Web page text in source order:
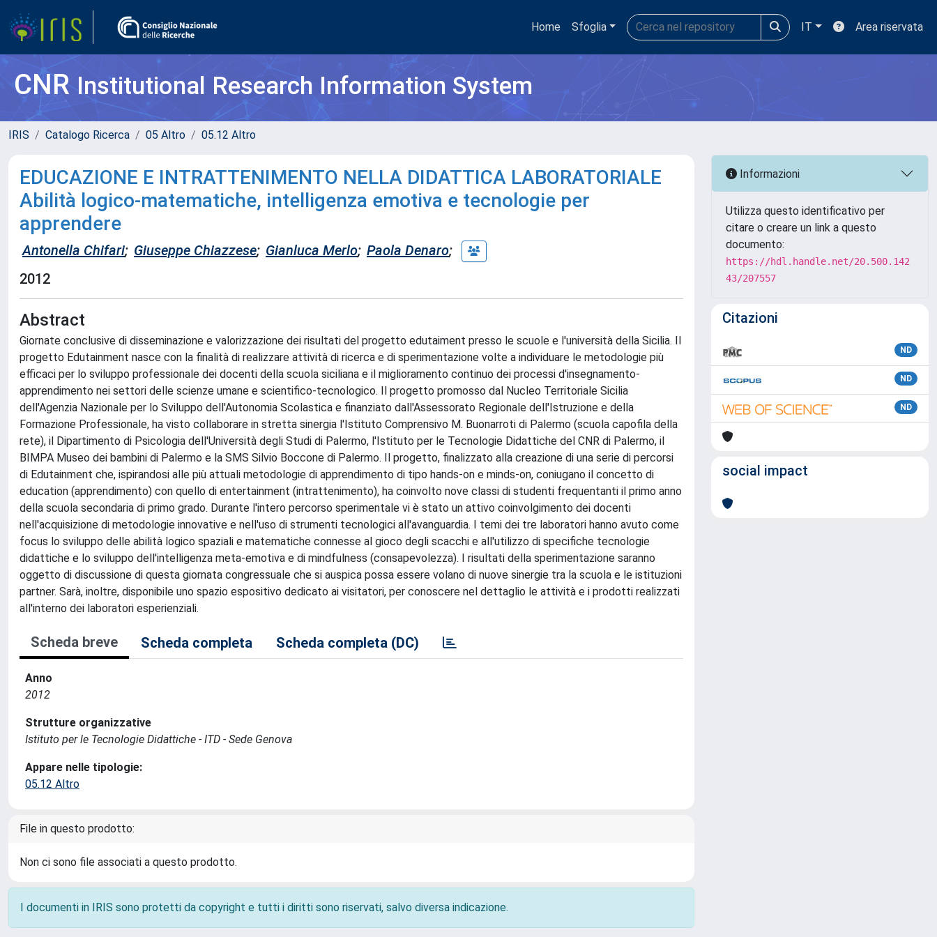
Home Sfoglia IT Area riservata
CNRInstitutional Research Information System
IRIS Catalogo Ricerca 05 Altro 05.12 Altro
EDUCAZIONE E INTRATTENIMENTO NELLA DIDATTICA LABORATORIALE
Abilità logico-matematiche, intelligenza emotiva e tecnologie per
apprendere
Antonella Chifari; Giuseppe Chiazzese; Gianluca Merlo; Paola Denaro;
2012
Abstract
Giornate conclusive di disseminazione e valorizzazione dei risultati del progetto edutaiment presso le scuole e l'università della Sicilia. Il
progetto Edutainment nasce con la finalità di realizzare attività di ricerca e di sperimentazione volte a individuare le metodologie più
efficaci per lo sviluppo professionale dei docenti della scuola siciliana e il miglioramento continuo dei processi d'insegnamento-
apprendimento nei settori delle scienze umane e scientifico-tecnologico. Il progetto promosso dal Nucleo Territoriale Sicilia
dell'Agenzia Nazionale per lo Sviluppo dell'Autonomia Scolastica e finanziato dall'Assessorato Regionale dell'Istruzione e della
Formazione Professionale, ha visto collaborare in stretta sinergia l'Istituto Comprensivo M. Buonarroti di Palermo (scuola capofila della
rete), il Dipartimento di Psicologia dell'Università degli Studi di Palermo, l'Istituto per le Tecnologie Didattiche del CNR di Palermo, il
BIMPA Museo dei bambini di Palermo e la SMS Silvio Boccone di Palermo. Il progetto, finalizzato alla creazione di una serie di percorsi
di Edutainment che, ispirandosi alle più attuali metodologie di apprendimento di tipo hands-on e minds-on, coniugano il concetto di
education (apprendimento) con quello di entertainment (intrattenimento), ha coinvolto nove classi di studenti frequentanti il primo anno
della scuola secondaria di primo grado. Durante l'intero percorso sperimentale vi è stato un attivo coinvolgimento dei docenti
nell'acquisizione di metodologie innovative e nell'uso di strumenti tecnologici all'avanguardia. I temi dei tre laboratori hanno avuto come
focus lo sviluppo delle abilità logico spaziali e matematiche connesse al gioco degli scacchi e all'utilizzo di specifiche tecnologie
didattiche e lo sviluppo dell'intelligenza meta-emotiva e di mindfulness (consapevolezza). I risultati della sperimentazione saranno
oggetto di discussione di questa giornata congressuale che si auspica possa essere volano di nuove sinergie tra la scuola e le istituzioni
partner. Sarà, inoltre, disponibile uno spazio espositivo dedicato ai visitatori, per conoscere nel dettaglio le attività e i prodotti realizzati
all'interno dei laboratori esperienziali.
Scheda breve Scheda completa Scheda completa (DC)
Anno
2012
Strutture organizzative
Istituto per le Tecnologie Didattiche - ITD - Sede Genova
Appare nelle tipologie:
05.12 Altro
File in questo prodotto:
Non ci sono file associati a questo prodotto.
I documenti in IRIS sono protetti da copyright e tutti i diritti sono riservati, salvo diversa indicazione.
Informazioni
Utilizza questo identificativo per
citare o creare un link a questo
documento:
https://hdl.handle.net/20.500.142
43/207557
Citazioni
ND
ND
ND
social impact